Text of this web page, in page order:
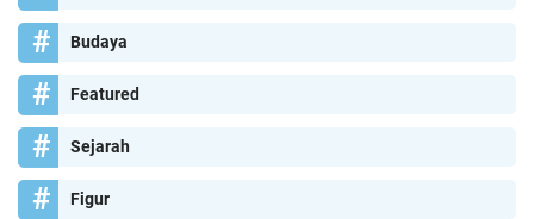
Budaya
Featured
Sejarah
Figur